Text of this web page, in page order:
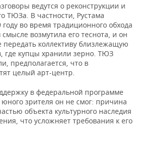
ведутся о реконструкции и
ТЮЗа. В частности, Рустама
во время традиционного обхода
возмутила его теснота, и он
коллективу близлежащую
где купцы хранили зерно. ТЮЗ
предполагается, что в
целый арт-центр
в федеральной программе
зрителя он не смог: причина
объекта культурного наследия
что усложняет требования к его